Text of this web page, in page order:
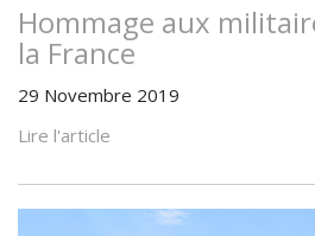
Hommage aux
la France
29 Novembre 2019
Lire l'article